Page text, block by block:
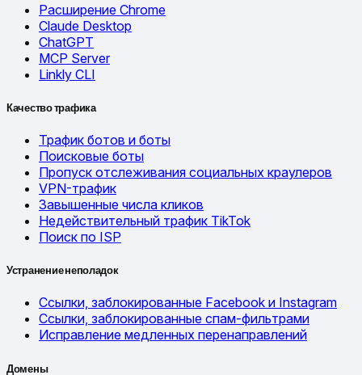
Расширение Chrome
Claude Desktop
ChatGPT
MCP Server
Linkly CLI
Качество трафика
Трафик ботов и боты
Поисковые боты
Пропуск отслеживания социальных краулеров
VPN-трафик
Завышенные числа кликов
Недействительный трафик TikTok
Поиск по ISP
Устранение неполадок
Ссылки, заблокированные Facebook и Instagram
Ссылки, заблокированные спам-фильтрами
Исправление медленных перенаправлений
Домены